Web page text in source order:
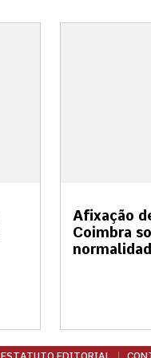
Afixação
Coimbra